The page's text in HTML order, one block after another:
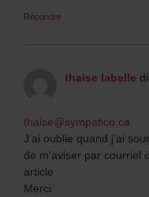
Répondre
thaise labelle
thaise@sympatico.ca
J’ai oublie quand j’ai
de m’aviser par courriel
article
Merci